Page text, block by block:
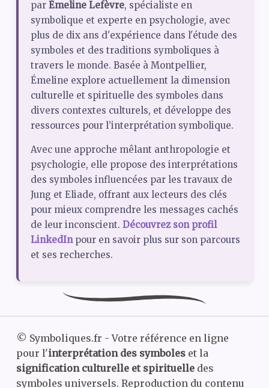
par Émeline Lefèvre, spécialiste en
symbolique et experte en psychologie, avec
plus de dix ans d'expérience dans l'étude des
symboles et des traditions symboliques à
travers le monde. Basée à Montpellier,
Émeline explore actuellement la dimension
culturelle et spirituelle des symboles dans
divers contextes culturels, et développe des
ressources pour l’interprétation symbolique.
Avec une approche mêlant anthropologie et
psychologie, elle propose des interprétations
des symboles influencées par les travaux de
Jung et Eliade, offrant aux lecteurs des clés
pour mieux comprendre les messages cachés
de leur inconscient. Découvrez son profil
LinkedInpour en savoir plus sur son parcours
et ses recherches.
© Symboliques.fr - Votre référence en ligne
pour l'interprétation des symboleset la
signification culturelle et spirituelledes
symboles universels. Reproduction du contenu